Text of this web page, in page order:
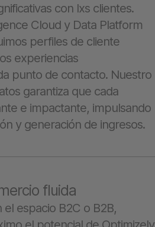
con lxs clientes.
Cloud y Data Platform
perfiles de cliente
experiencias
punto de contacto. Nuestro
garantiza que cada
e impactante, impulsando
y generación de ingresos.
fluida
espacio B2C o B2B,